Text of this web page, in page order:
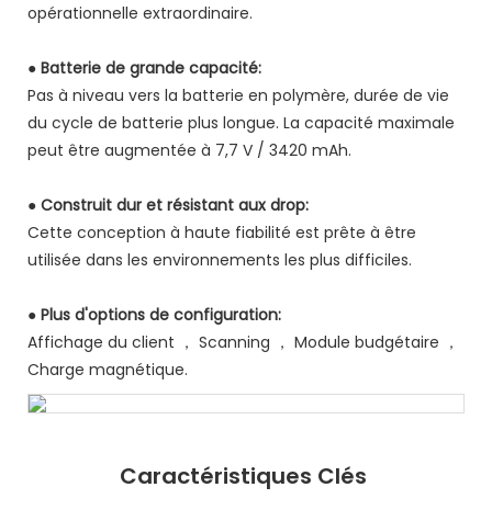
opérationnelle extraordinaire.
● Batterie de grande capacité:
Pas à niveau vers la batterie en polymère, durée de vie
du cycle de batterie plus longue. La capacité maximale
peut être augmentée à 7,7 V / 3420 mAh.
● Construit dur et résistant aux drop:
Cette conception à haute fiabilité est prête à être
utilisée dans les environnements les plus difficiles.
● Plus d'options de configuration:
Affichage du client ， Scanning ， Module budgétaire ，
Charge magnétique.
Caractéristiques Clés